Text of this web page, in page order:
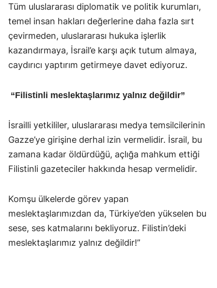
Tüm uluslararası diplomatik ve politik kurumları,
temel insan hakları değerlerine daha fazla sırt
çevirmeden, uluslararası hukuka işlerlik
kazandırmaya, İsrail’e karşı açık tutum almaya,
caydırıcı yaptırım getirmeye davet ediyoruz.
“Filistinli meslektaşlarımız yalnız değildir”
İsrailli yetkililer, uluslararası medya temsilcilerinin
Gazze’ye girişine derhal izin vermelidir. İsrail, bu
zamana kadar öldürdüğü, açlığa mahkum ettiği
Filistinli gazeteciler hakkında hesap vermelidir.
Komşu ülkelerde görev yapan
meslektaşlarımızdan da, Türkiye’den yükselen bu
sese, ses katmalarını bekliyoruz. Filistin’deki
meslektaşlarımız yalnız değildir!”